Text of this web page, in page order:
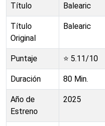
Título Balearic
Título
Original
Balearic
Puntaje ⭐ 5.11/10
Duración 80 Min.
Año de
Estreno
2025